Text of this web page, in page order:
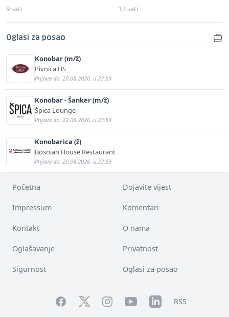
9 sati 13 sati
Oglasi za posao
Konobar (m/ž)
Pivnica HS
Prijava do: 20.08.2026. u 23:59
Konobar - Šanker (m/ž)
Špica Lounge
Prijava do: 22.08.2026. u 23:59
Konobarica (ž)
Bosnian House Restaurant
Prijava do: 20.08.2026. u 23:59
Početna Dojavite vijest
Impressum Komentari
Kontakt O nama
Oglašavanje Privatnost
Sigurnost Oglasi za posao
FacebookTwitterInstagramYouTubeLinkedInRSS